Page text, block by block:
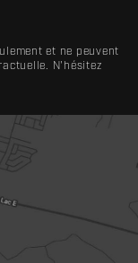
et ne peuvent
N'hésitez